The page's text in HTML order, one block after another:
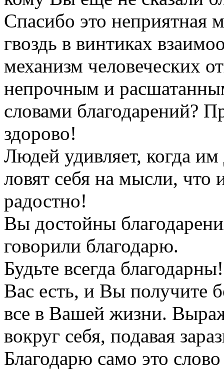
Спасибо это неприятная
гвоздь в винтиках
механизм человеческих
непрочным и
словами благодарений?
здорово!
Людей удивляет, когда
ловят себя на мысли,
радостно!
Вы достойны
говорили благодарю.
Будьте всегда
Вас есть, и Вы получите
все в Вашей жизни.
вокруг себя, подавая
Благодарю само это